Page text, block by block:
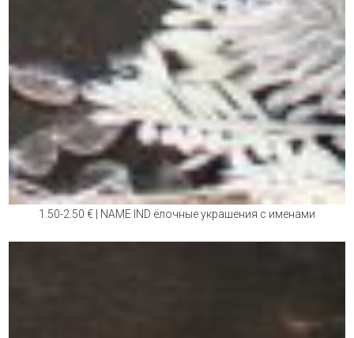
1.50-2.50 € | NAME IND ёлочные украшения с именами